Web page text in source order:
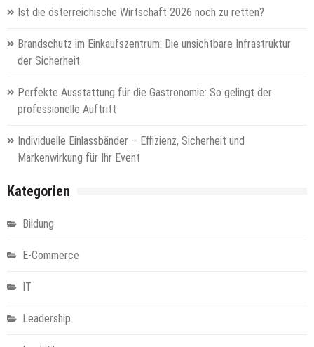
Ist die österreichische Wirtschaft 2026 noch zu retten?
Brandschutz im Einkaufszentrum: Die unsichtbare Infrastruktur
der Sicherheit
Perfekte Ausstattung für die Gastronomie: So gelingt der
professionelle Auftritt
Individuelle Einlassbänder – Effizienz, Sicherheit und
Markenwirkung für Ihr Event
Kategorien
Bildung
E-Commerce
IT
Leadership